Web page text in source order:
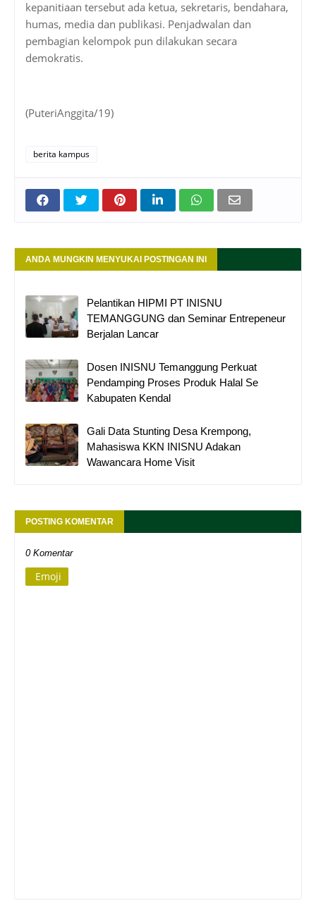
kepanitiaan tersebut ada ketua, sekretaris, bendahara,
humas, media dan publikasi. Penjadwalan dan
pembagian kelompok pun dilakukan secara
demokratis.
(PuteriAnggita/19)
berita kampus
ANDA MUNGKIN MENYUKAI POSTINGAN INI
Pelantikan HIPMI PT INISNU
TEMANGGUNG dan Seminar Entrepeneur
Berjalan Lancar
Dosen INISNU Temanggung Perkuat
Pendamping Proses Produk Halal Se
Kabupaten Kendal
Gali Data Stunting Desa Krempong,
Mahasiswa KKN INISNU Adakan
Wawancara Home Visit
POSTING KOMENTAR
0 Komentar
Emoji